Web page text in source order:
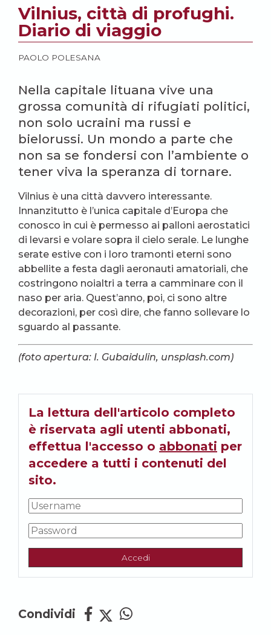
Vilnius, città di profughi.
Diario di viaggio
PAOLO POLESANA
Nella capitale lituana vive una
grossa comunità di rifugiati politici,
non solo ucraini ma russi e
bielorussi. Un mondo a parte che
non sa se fondersi con l’ambiente o
tener viva la speranza di tornare.
Vilnius è una città davvero interessante.
Innanzitutto è l’unica capitale d’Europa che
conosco in cui è permesso ai palloni aerostatici
di levarsi e volare sopra il cielo serale. Le lunghe
serate estive con i loro tramonti eterni sono
abbellite a festa dagli aeronauti amatoriali, che
costringono noialtri a terra a camminare con il
naso per aria. Quest’anno, poi, ci sono altre
decorazioni, per così dire, che fanno sollevare lo
sguardo al passante.
(foto apertura: I. Gubaidulin, unsplash.com)
La lettura dell'articolo completo
è riservata agli utenti abbonati,
effettua l'accesso o abbonati per
accedere a tutti i contenuti del
sito.
Accedi
Condividi